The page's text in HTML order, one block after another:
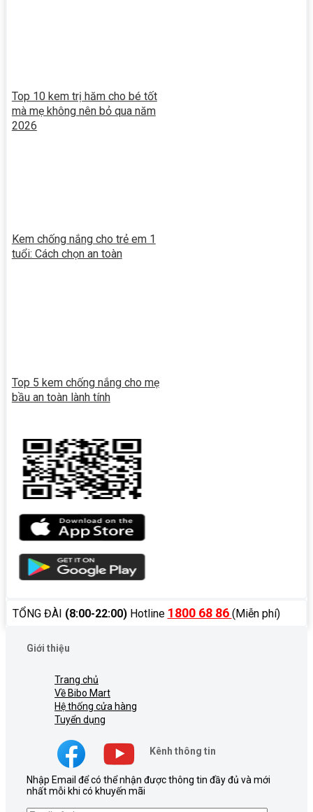
Top 10 kem trị hăm cho bé tốt
mà mẹ không nên bỏ qua năm
2026
Kem chống nắng cho trẻ em 1
tuổi: Cách chọn an toàn
Top 5 kem chống nắng cho mẹ
bầu an toàn lành tính
TỔNG ĐÀI (8:00-22:00)Hotline 1800 68 86 (Miễn phí)
Giới thiệu
Trang chủ
Về Bibo Mart
Hệ thống cửa hàng
Tuyển dụng
Kênh thông tin
Nhập Email để có thể nhận được thông tin đầy đủ và mới
nhất mỗi khi có khuyến mãi